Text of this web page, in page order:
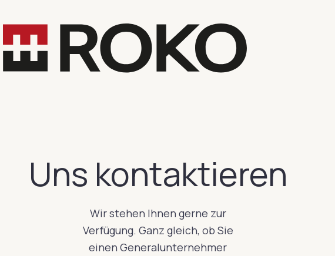
Uns kontaktieren
Wir stehen Ihnen gerne zur
Verfügung. Ganz gleich, ob Sie
einen Generalunternehmer